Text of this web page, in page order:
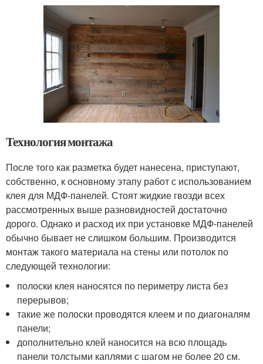
Технология монтажа
После того как разметка будет нанесена, приступают,
собственно, к основному этапу работ с использованием
клея для МДФ-панелей. Стоят жидкие гвозди всех
рассмотренных выше разновидностей достаточно
дорого. Однако и расход их при установке МДФ-панелей
обычно бывает не слишком большим. Производится
монтаж такого материала на стены или потолок по
следующей технологии:
полоски клея наносятся по периметру листа без
перерывов;
такие же полоски проводятся клеем и по диагоналям
панели;
дополнительно клей наносится на всю площадь
панели толстыми каплями с шагом не более 20 см.